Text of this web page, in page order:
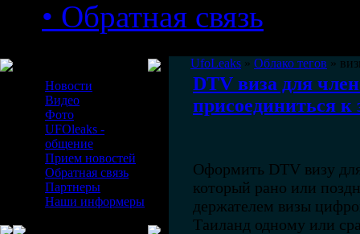
• Обратная связь
Новости
Видео
Фото
UFOleaks -
общение
Прием новостей
Обратная связь
Партнеры
Наши информеры
UfoLeaks » Облако тегов »
DTV виза для
присоединиться к
Оформить DTV визу
который рано или
держателем визы
Таиланд одному или